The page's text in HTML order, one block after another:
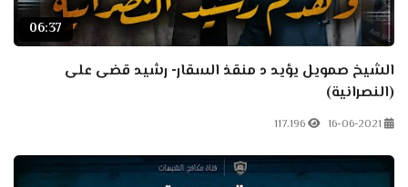
06:37
الشيخ صمويل يؤيد د منقذ السقار- رشيد قضى على
(النصرانية)
16-06-2021
117.196